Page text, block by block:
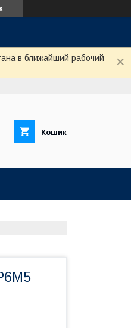
в ближайший рабочий
Кошик